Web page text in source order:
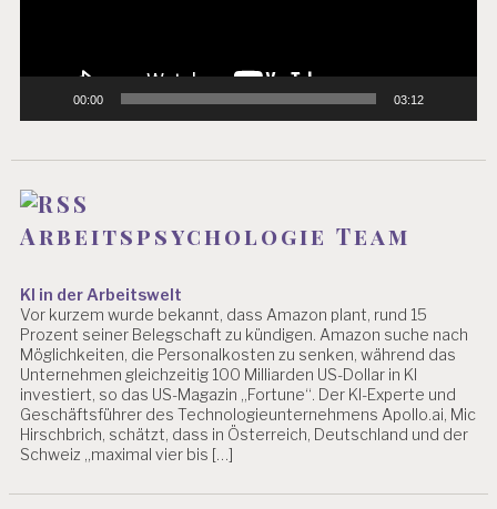
00:00 03:12
Arbeitspsychologie Team
KI in der Arbeitswelt
Vor kurzem wurde bekannt, dass Amazon plant, rund 15
Prozent seiner Belegschaft zu kündigen. Amazon suche nach
Möglichkeiten, die Personalkosten zu senken, während das
Unternehmen gleichzeitig 100 Milliarden US-Dollar in KI
investiert, so das US-Magazin „Fortune“. Der KI-Experte und
Geschäftsführer des Technologieunternehmens Apollo.ai, Mic
Hirschbrich, schätzt, dass in Österreich, Deutschland und der
Schweiz „maximal vier bis […]